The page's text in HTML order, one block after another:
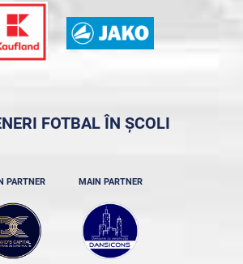
FOTBAL ÎN ȘCOLI
PARTNER MAIN PARTNER